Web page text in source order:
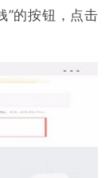
”的按钮，点击